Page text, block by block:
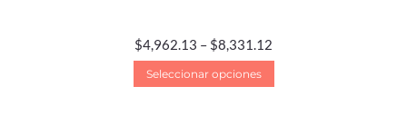
$4,962.13 – $8,331.12
Seleccionar opciones